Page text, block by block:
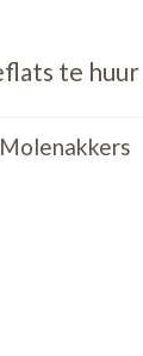
te huur